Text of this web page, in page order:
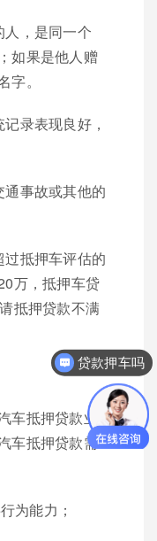
人，是同一个
如果是他人赠
。
录表现良好，
通事故或其他的
过抵押车评估的
万，抵押车贷
抵押贷款不满
车抵押贷款业
车抵押贷款需
为能力；
贷款押车吗